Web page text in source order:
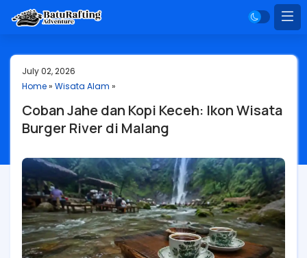
July 02, 2026
Home» Wisata Alam »
Coban Jahe dan Kopi Keceh: Ikon Wisata
Burger River di Malang